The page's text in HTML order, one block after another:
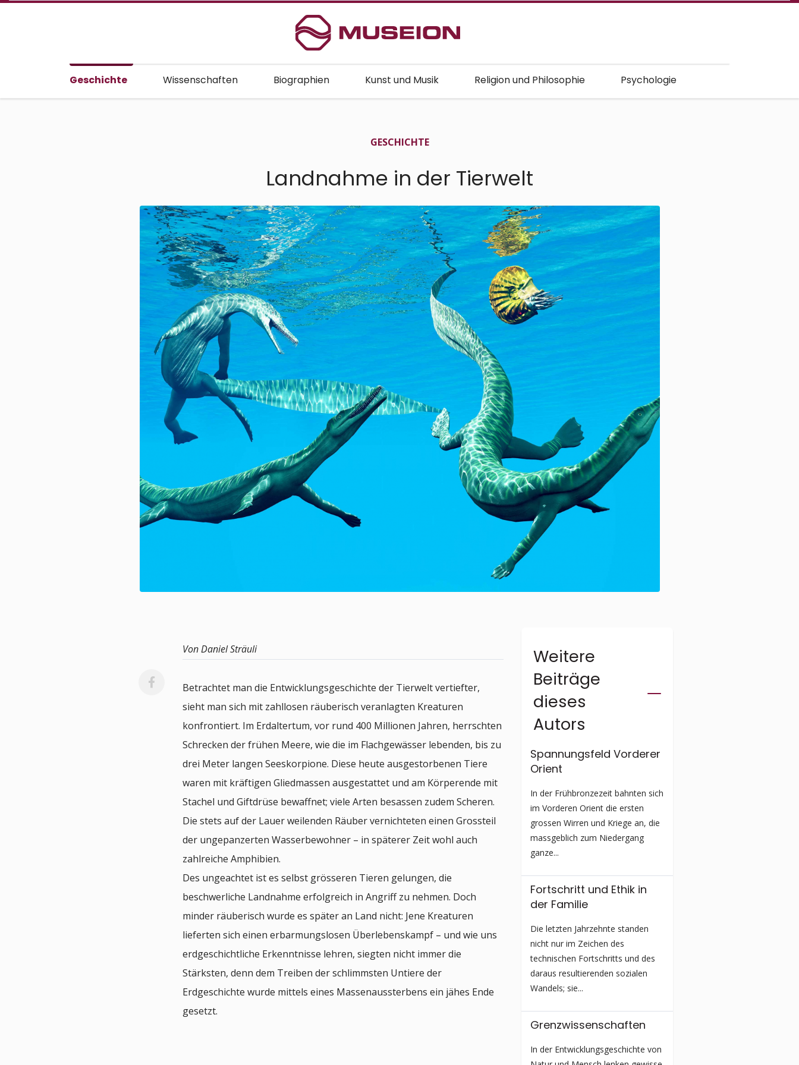
Geschichte Wissenschaften Biographien Kunst und Musik Religion und Philosophie Psychologie
GESCHICHTE
Landnahme in der Tierwelt
Von Daniel Sträuli
Betrachtet man die Entwicklungsgeschichte der Tierwelt vertiefter,
sieht man sich mit zahllosen räuberisch veranlagten Kreaturen
konfrontiert. Im Erdaltertum, vor rund 400 Millionen Jahren, herrschten
Schrecken der frühen Meere, wie die im Flachgewässer lebenden, bis zu
drei Meter langen Seeskorpione. Diese heute ausgestorbenen Tiere
waren mit kräftigen Gliedmassen ausgestattet und am Körperende mit
Stachel und Giftdrüse bewaffnet; viele Arten besassen zudem Scheren.
Die stets auf der Lauer weilenden Räuber vernichteten einen Grossteil
der ungepanzerten Wasserbewohner – in späterer Zeit wohl auch
zahlreiche Amphibien.
Des ungeachtet ist es selbst grösseren Tieren gelungen, die
beschwerliche Landnahme erfolgreich in Angriff zu nehmen. Doch
minder räuberisch wurde es später an Land nicht: Jene Kreaturen
lieferten sich einen erbarmungslosen Überlebenskampf – und wie uns
erdgeschichtliche Erkenntnisse lehren, siegten nicht immer die
Stärksten, denn dem Treiben der schlimmsten Untiere der
Erdgeschichte wurde mittels eines Massenaussterbens ein jähes Ende
gesetzt.
Weitere
Beiträge
dieses
Autors
Spannungsfeld Vorderer
Orient
In der Frühbronzezeit bahnten sich
im Vorderen Orient die ersten
grossen Wirren und Kriege an, die
massgeblich zum Niedergang
ganze...
Fortschritt und Ethik in
der Familie
Die letzten Jahrzehnte standen
nicht nur im Zeichen des
technischen Fortschritts und des
daraus resultierenden sozialen
Wandels; sie...
Grenzwissen­schaften
In der Entwicklungs­geschichte von